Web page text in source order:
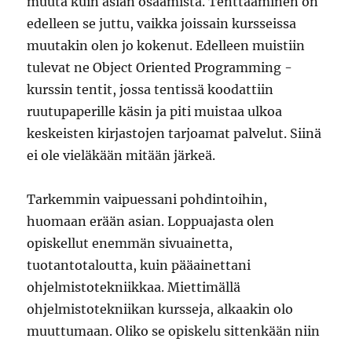
edelleen se juttu, vaikka joissain kursseissa
muutakin olen jo kokenut. Edelleen muistiin
tulevat ne Object Oriented Programming -
kurssin tentit, jossa tentissä koodattiin
ruutupaperille käsin ja piti muistaa ulkoa
keskeisten kirjastojen tarjoamat palvelut. Siinä
ei ole vieläkään mitään järkeä.
Tarkemmin vaipuessani pohdintoihin,
huomaan erään asian. Loppuajasta olen
opiskellut enemmän sivuainetta,
tuotantotaloutta, kuin pääainettani
ohjelmistotekniikkaa. Miettimällä
ohjelmistotekniikan kursseja, alkaakin olo
muuttumaan. Oliko se opiskelu sittenkään niin